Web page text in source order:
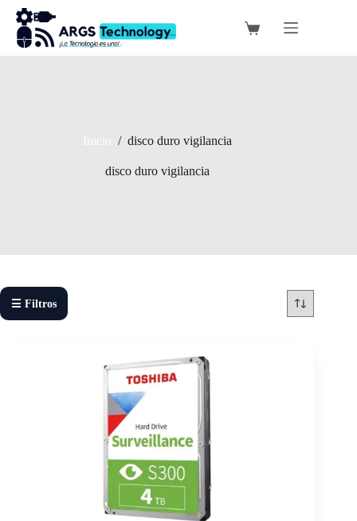
Saltar
contenido
Carro
/ disco duro vigilancia
disco duro vigilancia
☰ Filtros